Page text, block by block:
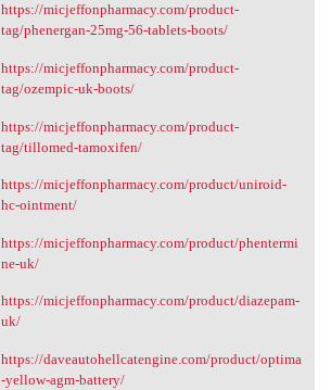
https://micjeffonpharmacy.com/product-
tag/phenergan-25mg-56-tablets-boots/
https://micjeffonpharmacy.com/product-
tag/ozempic-uk-boots/
https://micjeffonpharmacy.com/product-
tag/tillomed-tamoxifen/
https://micjeffonpharmacy.com/product/uniroid-
hc-ointment/
https://micjeffonpharmacy.com/product/phentermi
ne-uk/
https://micjeffonpharmacy.com/product/diazepam-
uk/
https://daveautohellcatengine.com/product/optima
-yellow-agm-battery/